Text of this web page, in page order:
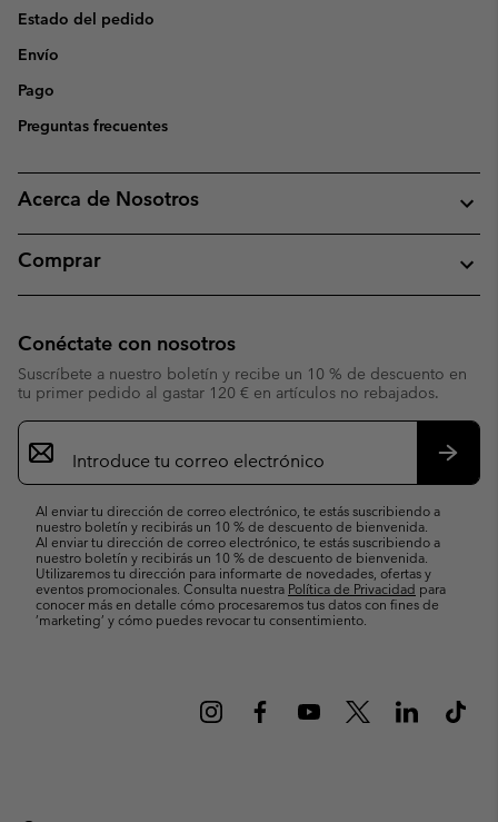
Estado del pedido
Envío
Pago
Preguntas frecuentes
Acerca de Nosotros
Comprar
Conéctate con nosotros
Suscríbete a nuestro boletín y recibe un 10 % de descuento en
tu primer pedido al gastar 120 € en artículos no rebajados.
Suscripción
de
correo
Al enviar tu dirección de correo electrónico, te estás suscribiendo a
nuestro boletín y recibirás un 10 % de descuento de bienvenida.
Al enviar tu dirección de correo electrónico, te estás suscribiendo a
nuestro boletín y recibirás un 10 % de descuento de bienvenida.
Utilizaremos tu dirección para informarte de novedades, ofertas y
eventos promocionales. Consulta nuestra Política de Privacidad para
conocer más en detalle cómo procesaremos tus datos con fines de
’marketing’ y cómo puedes revocar tu consentimiento.